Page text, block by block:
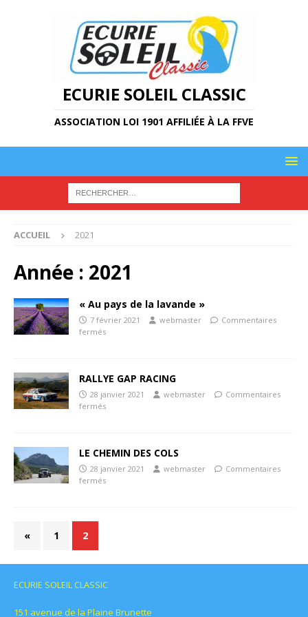
ECURIE SOLEIL CLASSIC
ASSOCIATION LOI 1901 AFFILIÉE À LA FFVE
ACCUEIL 2021
Année : 2021
« Au pays de la lavande »
7 février 2021 webmaster
Commentaires
fermés
RALLYE GAP RACING
28 janvier 2021 webmaster
Commentaires
fermés
LE CHEMIN DES COLS
28 janvier 2021 webmaster
Commentaires
fermés
« 1 2
ECURIE SOLEIL CLASSIC
151 avenue de la Plaine Brunette